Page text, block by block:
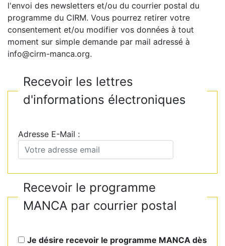
l'envoi des newsletters et/ou du courrier postal du
programme du CIRM. Vous pourrez retirer votre
consentement et/ou modifier vos données à tout
moment sur simple demande par mail adressé à
info@cirm-manca.org.
Recevoir les lettres
d'informations électroniques
Adresse E-Mail :
Recevoir le programme
MANCA par courrier postal
Je désire recevoir le programme MANCA dès